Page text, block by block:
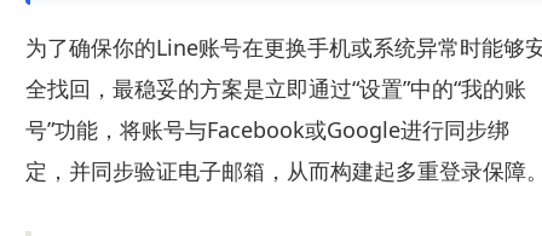
为了确保你的Line账号在更换手机或系统异常时能够
全找回，最稳妥的方案是立即通过“设置”中的“我的账
号”功能，将账号与Facebook或Google进行同步绑
定，并同步验证电子邮箱，从而构建起多重登录保障